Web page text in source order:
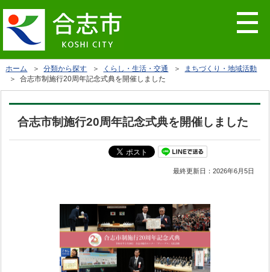
ホーム ＞分類から探す ＞ くらし・生活・交通 ＞
まちづくり・地域活動
＞ 合志市制施行20周年記念式典を開催しました
合志市制施行20周年記念式典を開催しました
最終更新日：2026年6月5日